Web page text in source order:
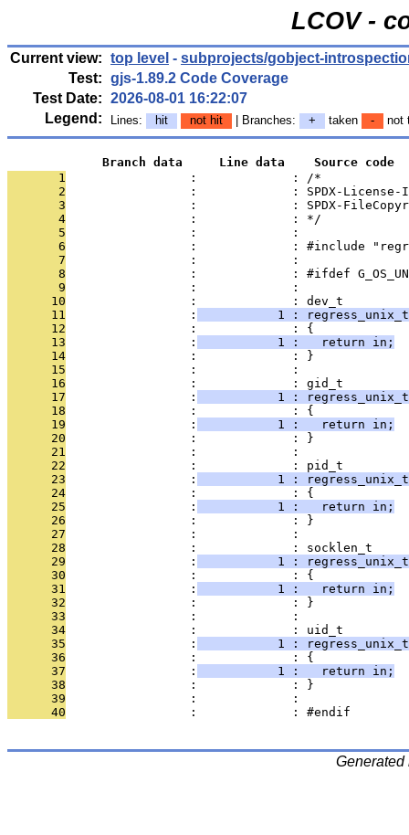
LCOV -
Current view: top level - subprojects/gobject-
Test: gjs-1.89.2 Code Coverage
Test Date: 2026-08-01 16:22:07
Legend:
Lines: hit not hit | Branches: + taken - not
             Branch data     Line data    Source code
       1
                 :             : /*
       2
:             : SPDX-License-
       3
:             : SPDX-
       4
                 :             : */
       5
                 :             :
       6
:             : #include
       7
                 :             :
       8
:             : #ifdef
       9
                 :             :
      10
                 :             : dev_t
      11
                 :
1 :
      12
                 :             : {
      13
                 :
           1 :   return in;
      14
                 :             : }
      15
                 :             :
      16
                 :             : gid_t
      17
                 :
1 :
      18
                 :             : {
      19
                 :
           1 :   return in;
      20
                 :             : }
      21
                 :             :
      22
                 :             : pid_t
      23
                 :
1 :
      24
                 :             : {
      25
                 :
           1 :   return in;
      26
                 :             : }
      27
                 :             :
      28
                 :             : socklen_t
      29
                 :
1 :
      30
                 :             : {
      31
                 :
           1 :   return in;
      32
                 :             : }
      33
                 :             :
      34
                 :             : uid_t
      35
                 :
1 :
      36
                 :             : {
      37
                 :
           1 :   return in;
      38
                 :             : }
      39
                 :             :
      40
                 :             : #endif